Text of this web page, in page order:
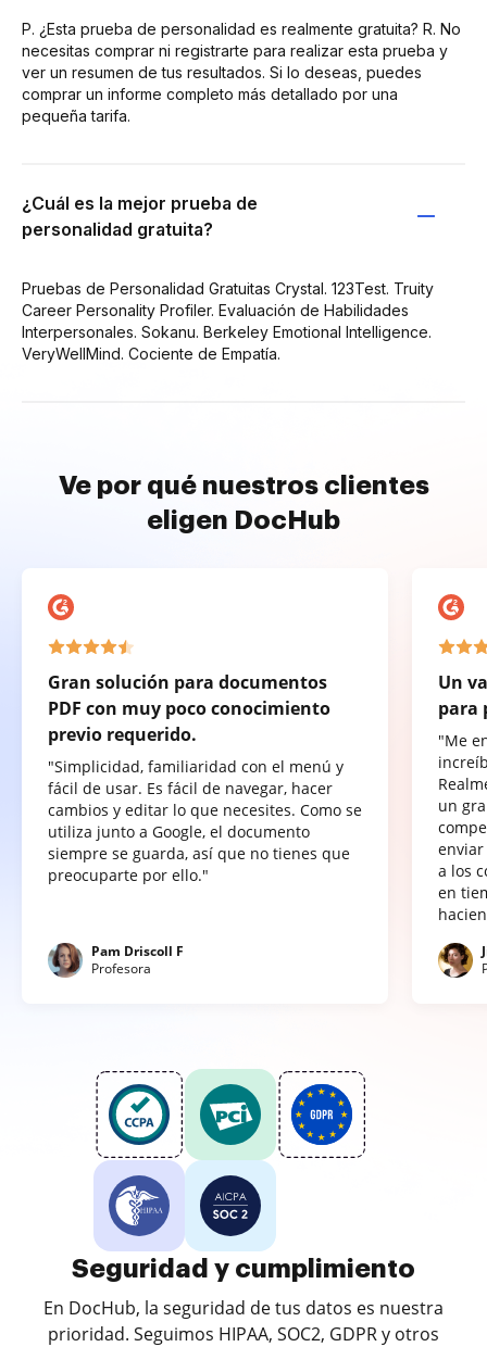
P. ¿Esta prueba de personalidad es realmente gratuita? R. No
necesitas comprar ni registrarte para realizar esta prueba y
ver un resumen de tus resultados. Si lo deseas, puedes
comprar un informe completo más detallado por una
pequeña tarifa.
¿Cuál es la mejor prueba de
personalidad gratuita?
Pruebas de Personalidad Gratuitas Crystal. 123Test. Truity
Career Personality Profiler. Evaluación de Habilidades
Interpersonales. Sokanu. Berkeley Emotional Intelligence.
VeryWellMind. Cociente de Empatía.
Ve por qué nuestros clientes
eligen DocHub
Gran solución para documentos
PDF con muy poco conocimiento
previo requerido.
"Simplicidad, familiaridad con el menú y
fácil de usar. Es fácil de navegar, hacer
cambios y editar lo que necesites. Como se
utiliza junto a Google, el documento
siempre se guarda, así que no tienes que
preocuparte por ello."
Pam Driscoll F
Profesora
Un
para
"Me
un
a los
en
Seguridad y cumplimiento
En DocHub, la seguridad de tus datos es nuestra
prioridad. Seguimos HIPAA, SOC2, GDPR y otros